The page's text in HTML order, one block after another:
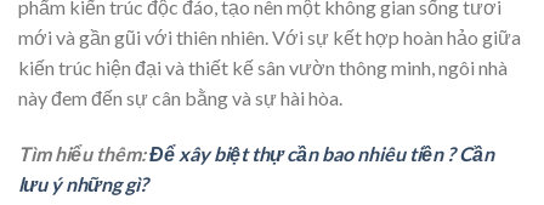
phẩm kiến trúc độc đáo, tạo nên một không gian sống tươi
mới và gần gũi với thiên nhiên. Với sự kết hợp hoàn hảo giữa
kiến trúc hiện đại và thiết kế sân vườn thông minh, ngôi nhà
này đem đến sự cân bằng và sự hài hòa.
Tìm hiểu thêm:Để xây biệt thự cần bao nhiêu tiền ? Cần
lưu ý những gì?